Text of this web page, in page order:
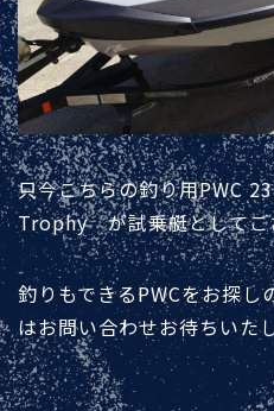
只今こちらの釣り用PWC
Trophy が試乗艇としてご
釣りもできるPWCをお探
はお問い合わせお待ちいた